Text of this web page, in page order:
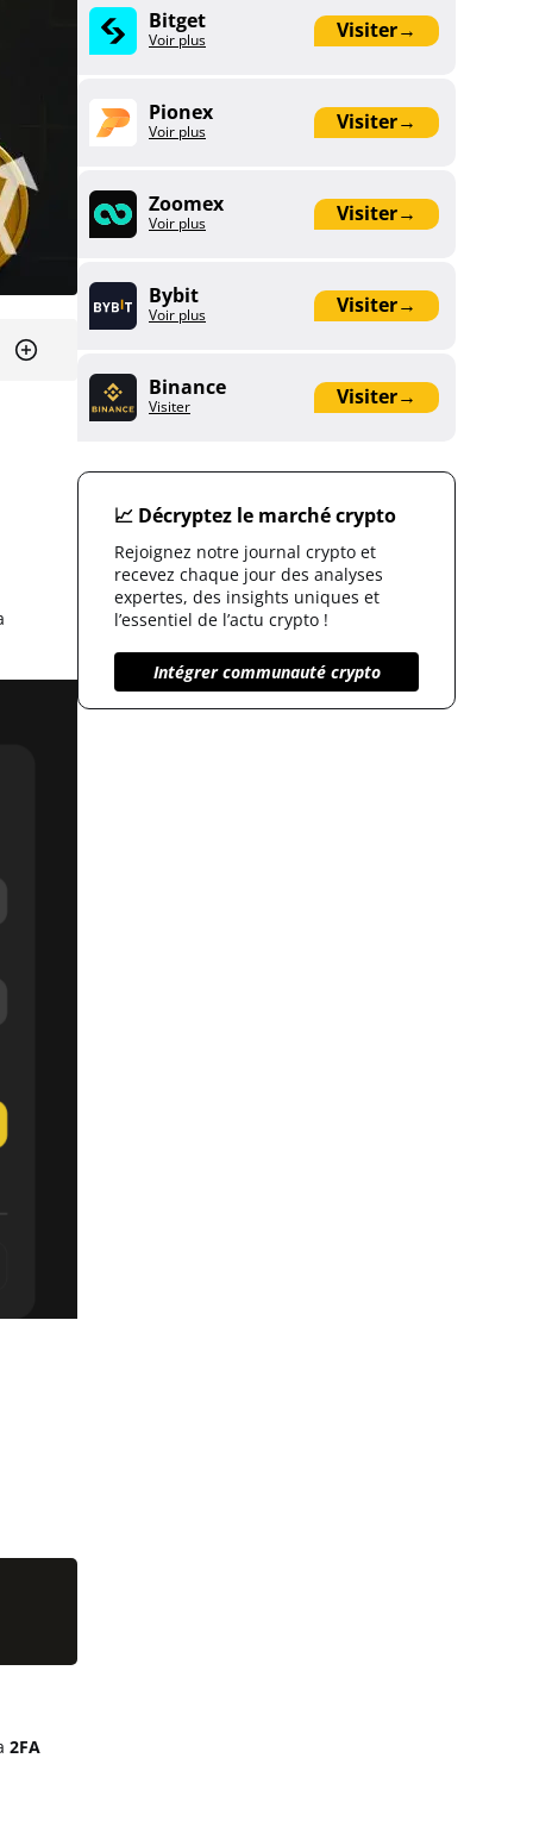
2FA
Bitget Visiter→
Voir plus
Pionex Visiter→
Voir plus
Zoomex Visiter→
Voir plus
Bybit Visiter→
Voir plus
Binance Visiter→
Visiter
📈 Décryptez le marché crypto
Rejoignez notre journal crypto et
recevez chaque jour des analyses
expertes, des insights uniques et
l’essentiel de l’actu crypto !
Intégrer communauté crypto